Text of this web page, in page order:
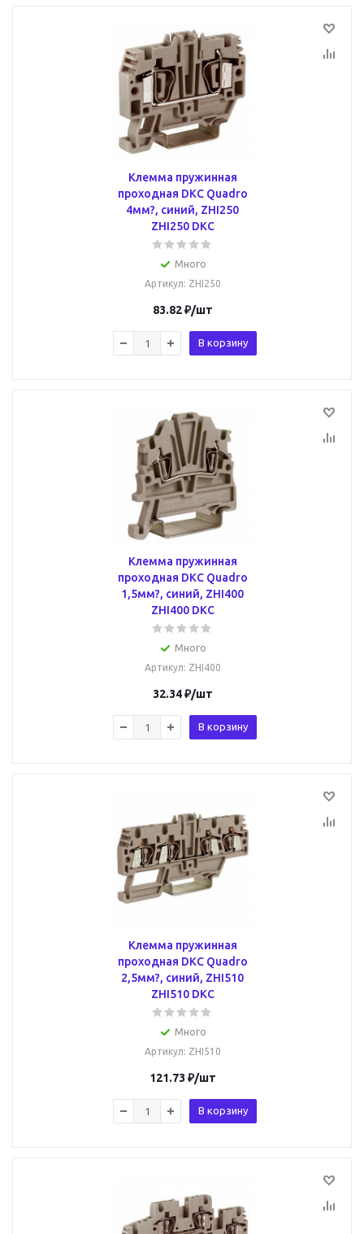
Клемма пружинная
проходная DKC Quadro
4мм?, синий, ZHI250
ZHI250 DKC
Много
Артикул: ZHI250
83.82₽/шт
В корзину
Клемма пружинная
проходная DKC Quadro
1,5мм?, синий, ZHI400
ZHI400 DKC
Много
Артикул: ZHI400
32.34₽/шт
В корзину
Клемма пружинная
проходная DKC Quadro
2,5мм?, синий, ZHI510
ZHI510 DKC
Много
Артикул: ZHI510
121.73 ₽/шт
В корзину